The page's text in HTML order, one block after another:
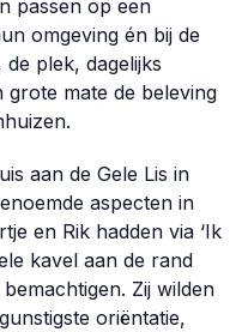
passen op een
omgeving én bij de
plek, dagelijks
mate de beleving
aan de Gele Lis in
aspecten in
en Rik hadden via ‘Ik
kavel aan de rand
Zij wilden
oriëntatie,